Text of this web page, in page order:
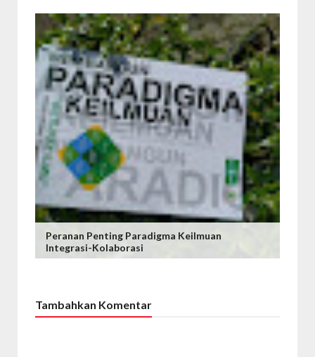
Peranan Penting Paradigma Keilmuan
Integrasi-Kolaborasi
Tambahkan Komentar